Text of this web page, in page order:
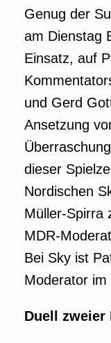
Genug der
am Dienstag
Einsatz, auf
und Gerd
Ansetzung
dieser
Nordischen
Müller-Spirra
MDR-
Bei Sky ist
Moderator im
Duell zweier